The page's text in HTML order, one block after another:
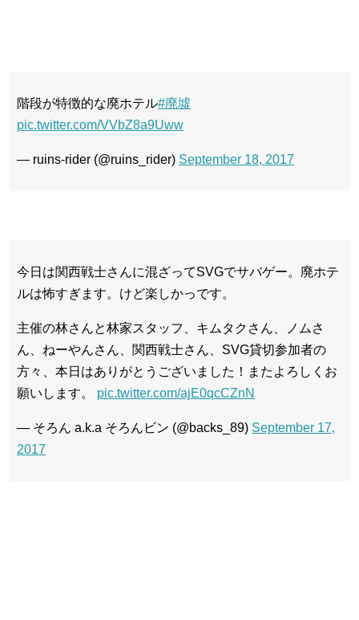
階段が特徴的な廃ホテル#廃墟
pic.twitter.com/VVbZ8a9Uww
— ruins-rider (@ruins_rider) September 18, 2017
今日は関西戦士さんに混ざってSVGでサバゲー。廃ホテ
ルは怖すぎます。けど楽しかっです。
主催の林さんと林家スタッフ、キムタクさん、ノムさ
ん、ねーやんさん、関西戦士さん、SVG貸切参加者の
方々、本日はありがとうございました！またよろしくお
願いします。 pic.twitter.com/ajE0qcCZnN
— そろん a.k.a そろんビン (@backs_89) September 17,
2017